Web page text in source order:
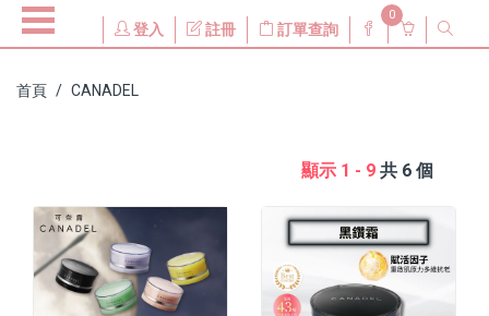
登入 註冊 訂單查詢
0
首頁 CANADEL
顯示 1 - 9 共 6 個